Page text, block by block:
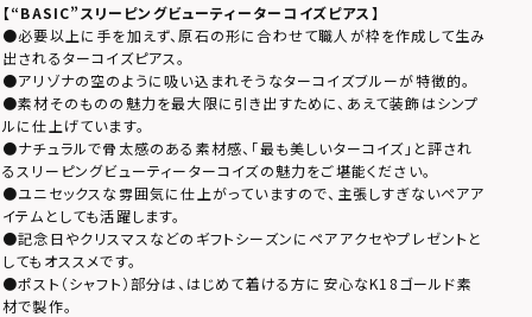
【“BASIC”スリーピングビューティーターコイズピアス】
●必要以上に手を加えず、原石の形に合わせて職人が枠を作成して生み
出されるターコイズピアス。
●アリゾナの空のように吸い込まれそうなターコイズブルーが特徴的。
●素材そのものの魅力を最大限に引き出すために、あえて装飾はシンプ
ルに仕上げています。
●ナチュラルで骨太感のある素材感、「最も美しいターコイズ」と評され
るスリーピングビューティーターコイズの魅力をご堪能ください。
●ユニセックスな雰囲気に仕上がっていますので、主張しすぎないペアア
イテムとしても活躍します。
●記念日やクリスマスなどのギフトシーズンにペアアクセやプレゼントと
してもオススメです。
●ポスト（シャフト）部分は、はじめて着ける方に安心なK18ゴールド素
材で製作。